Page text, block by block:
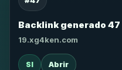
Backlink generado 47
19.xg4ken.com
SI Abrir